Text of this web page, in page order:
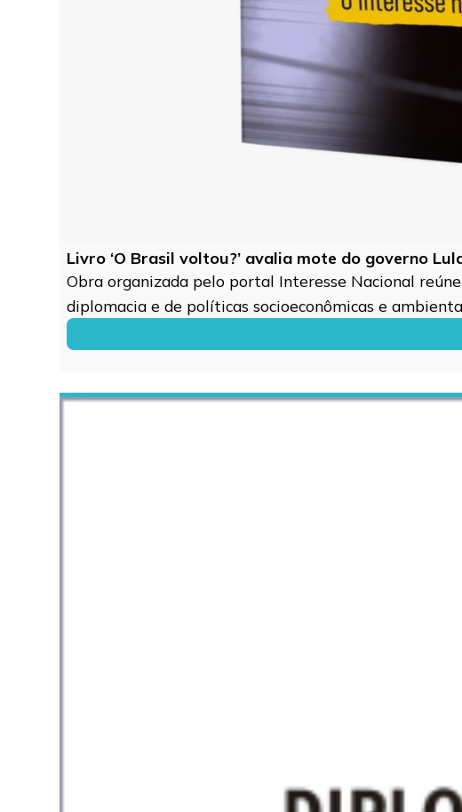
Livro ‘O Brasil voltou?’ avalia mote do governo
Obra organizada pelo portal Interesse Nacional
diplomacia e de políticas socioeconômicas e